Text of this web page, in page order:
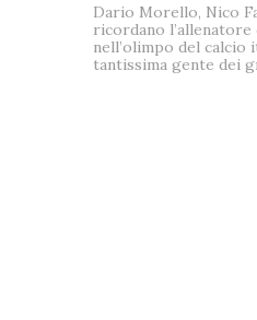
Dario Morello, Nico
ricordano
nell’olimpo del calcio
tantissima gente dei